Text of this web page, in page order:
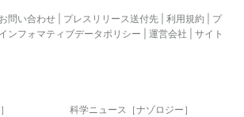
お問い合わせ プレスリリース送付先 利用規約
プ
インフォマティブデータポリシー 運営会社
サイト
科学ニュース［ナゾロジー］